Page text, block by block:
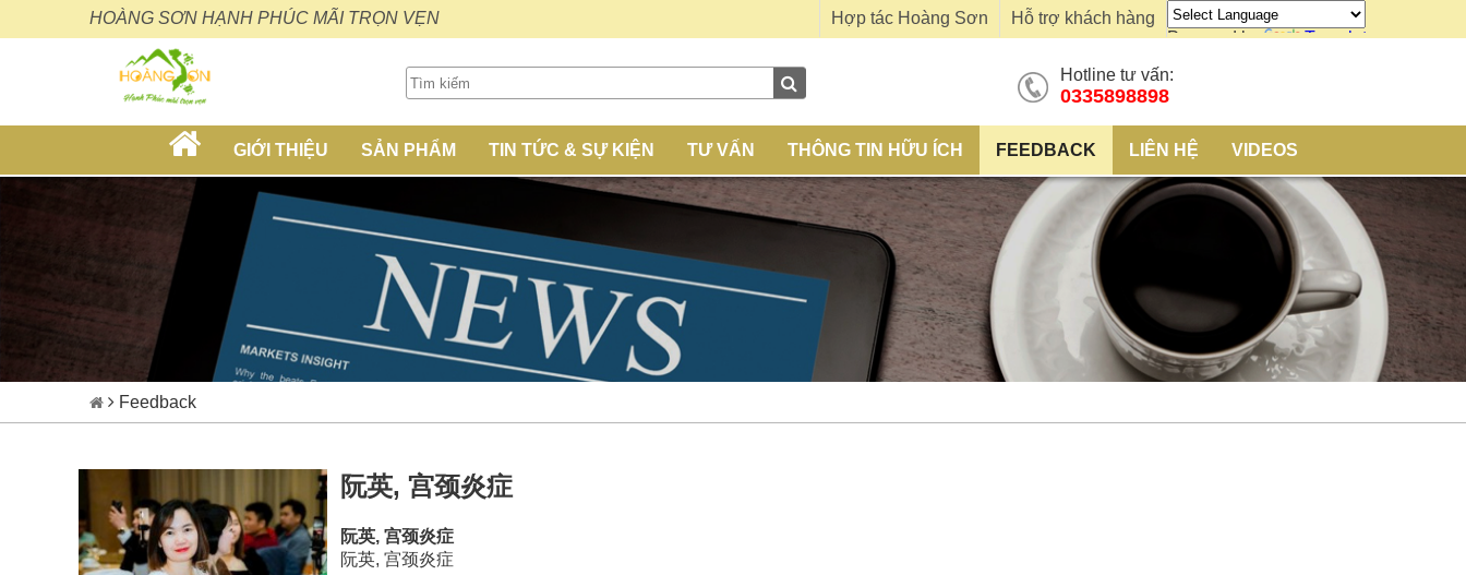
HOÀNG SƠN HẠNH PHÚC MÃI TRỌN VẸN
Powered by
Translate
Hỗ trợ khách hàng
Hợp tác Hoàng Sơn
Hotline tư vấn:
0335898898
GIỚI THIỆU SẢN PHẨM TIN TỨC & SỰ KIỆN TƯ VẤN THÔNG TIN HỮU ÍCH FEEDBACK LIÊN HỆ VIDEOS
Feedback
阮英, 宫颈炎症
阮英, 宫颈炎症
阮英, 宫颈炎症